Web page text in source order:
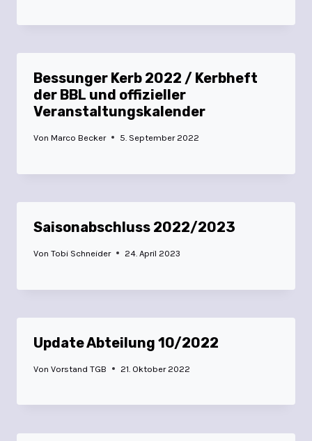
Bessunger Kerb 2022 / Kerbheft
der BBL und offizieller
Veranstaltungskalender
Von Marco Becker 5. September 2022
Saisonabschluss 2022/2023
Von Tobi Schneider 24. April 2023
Update Abteilung 10/2022
Von Vorstand TGB 21. Oktober 2022